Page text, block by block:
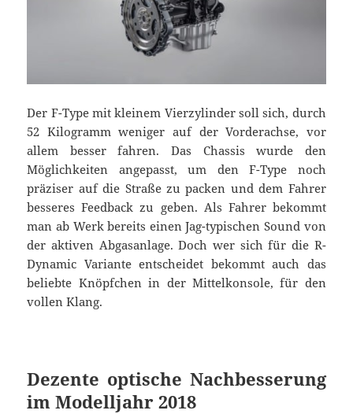
Der F-Type mit kleinem Vierzylinder soll sich, durch
52 Kilogramm weniger auf der Vorderachse, vor
allem besser fahren. Das Chassis wurde den
Möglichkeiten angepasst, um den F-Type noch
präziser auf die Straße zu packen und dem Fahrer
besseres Feedback zu geben. Als Fahrer bekommt
man ab Werk bereits einen Jag-typischen Sound von
der aktiven Abgasanlage. Doch wer sich für die R-
Dynamic Variante entscheidet bekommt auch das
beliebte Knöpfchen in der Mittelkonsole, für den
vollen Klang.
Dezente optische Nachbesserung
im Modelljahr 2018